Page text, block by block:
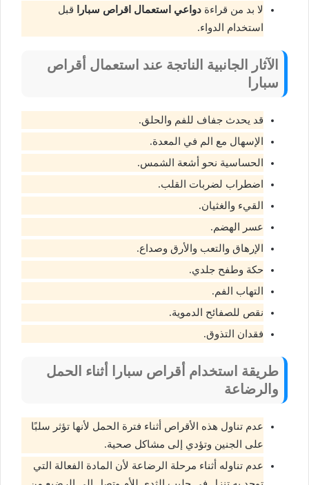
لا بد من قراءة دواعي استعمال اقراص سبارا قبل
استخدام الدواء.
الآثار الجانبية الناتجة عند استعمال أقراص
سبارا
قد يحدث جفاف للفم والحلق.
الإسهال مع الم في المعدة.
الحساسية نحو أشعة الشمس.
اضطراب لضربات القلب.
القيء والغثيان.
عسر الهضم.
الإرهاق والتعب والأرق وصداع.
حكة وطفح جلدي.
التهاب الفم.
نقص للصفائح الدموية.
فقدان التذوق.
طريقة استخدام أقراص سبارا أثناء الحمل
والرضاعة
عدم تناول هذه الأقراص أثناء فترة الحمل لأنها تؤثر سلبًا
على الجنين وتؤدي إلى مشاكل صحية.
عدم تناوله أثناء مرحلة الرضاعة لأن المادة الفعالة التي